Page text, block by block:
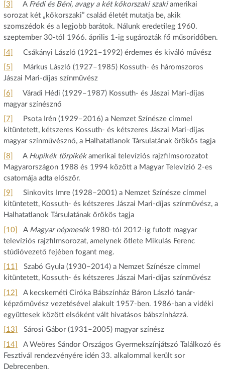
[3]
A Frédi és Béni, avagy a két kőkorszaki szakiamerikai
sorozat két „kőkorszaki” család életét mutatja be, akik
szomszédok és a legjobb barátok. Nálunk eredetileg 1960.
szeptember 30‑tól 1966. április 1‑ig sugározták fő műsoridőben.
[4]
Csákányi László (1921–1992) érdemes és kiváló művész
[5]
Márkus László (1927–1985) Kossuth- és háromszoros
Jászai Mari-díjas színművész
[6]
Váradi Hédi (1929–1987) Kossuth- és Jászai Mari-díjas
magyar színésznő
[7]
Psota Irén (1929–2016) a Nemzet Színésze címmel
kitüntetett, kétszeres Kossuth- és kétszeres Jászai Mari-díjas
magyar színművésznő, a Halhatatlanok Társulatának örökös tagja
[8]
A Hupikék törpikékamerikai televíziós rajzfilmsorozatot
Magyarországon 1988 és 1994 között a Magyar Televízió 2‑es
csatornája adta először.
[9]
Sinkovits Imre (1928–2001) a Nemzet Színésze címmel
kitüntetett, Kossuth- és kétszeres Jászai Mari-díjas színművész, a
Halhatatlanok Társulatának örökös tagja
[10]
A Magyar népmesék1980‑tól 2012‑ig futott magyar
televíziós rajzfilmsorozat, amelynek ötlete Mikulás Ferenc
stúdióvezető fejében fogant meg.
[11]
Szabó Gyula (1930–2014) a Nemzet Színésze címmel
kitüntetett, Kossuth- és kétszeres Jászai Mari-díjas színművész
[12]
A kecskeméti Ciróka Bábszínház Báron László tanár-
képzőművész vezetésével alakult 1957‑ben. 1986‑ban a vidéki
együttesek között elsőként vált hivatásos bábszínházzá.
[13]
Sárosi Gábor (1931–2005) magyar színész
[14]
A Weöres Sándor Országos Gyermekszínjátszó Találkozó és
Fesztivál rendezvényére idén 33. alkalommal került sor
Debrecenben.